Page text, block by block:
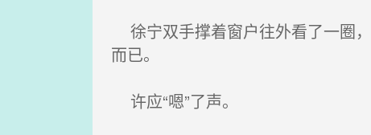
徐宁双手撑着窗户往外看了一圈
而已。
许应“嗯”了声。